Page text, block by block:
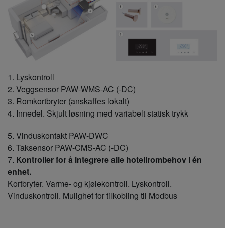
1. Lyskontroll
2. Veggsensor PAW-WMS-AC (-DC)
3. Romkortbryter (anskaffes lokalt)
4. Innedel. Skjult løsning med variabelt statisk trykk
5. Vinduskontakt PAW-DWC
6. Taksensor PAW-CMS-AC (-DC)
7. Kontroller for å integrere alle hotellrombehov i én
enhet.
Kortbryter. Varme- og kjølekontroll. Lyskontroll.
Vinduskontroll. Mulighet for tilkobling til Modbus